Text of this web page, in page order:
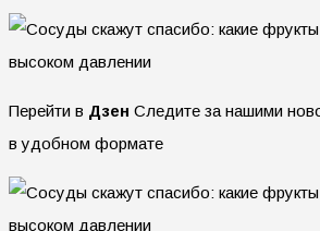
Перейти в Дзен Следите за нашими
в удобном формате